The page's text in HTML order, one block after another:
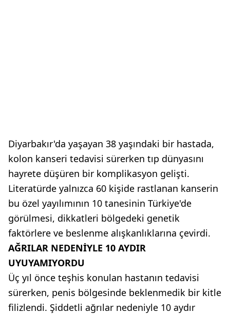
Diyarbakır'da yaşayan 38 yaşındaki bir hastada,
kolon kanseri tedavisi sürerken tıp dünyasını
hayrete düşüren bir komplikasyon gelişti.
Literatürde yalnızca 60 kişide rastlanan kanserin
bu özel yayılımının 10 tanesinin Türkiye'de
görülmesi, dikkatleri bölgedeki genetik
faktörlere ve beslenme alışkanlıklarına çevirdi.
AĞRILAR NEDENİYLE 10 AYDIR
UYUYAMIYORDU
Üç yıl önce teşhis konulan hastanın tedavisi
sürerken, penis bölgesinde beklenmedik bir kitle
filizlendi. Şiddetli ağrılar nedeniyle 10 aydır